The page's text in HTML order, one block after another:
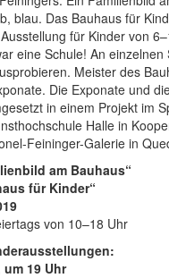
blau. Das Bauhaus für
für Kinder von
eine Schule! An einzelnen
Meister des
Die Exponate und
in einem Projekt im
Halle in
Feininger-Galerie in
am Bauhaus“
für Kinder“
von 10–18 Uhr
um 19 Uhr